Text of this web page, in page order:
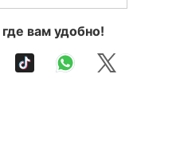
вам удобно!